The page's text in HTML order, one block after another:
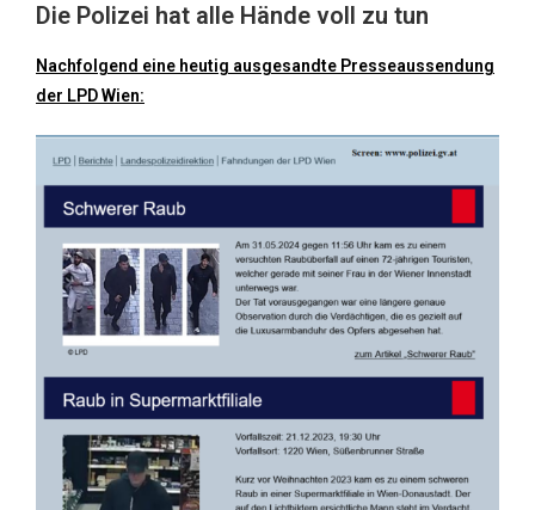
Die Polizei hat alle Hände voll zu tun
Nachfolgend eine heutig ausgesandte Presseaussendung
der LPD Wien: